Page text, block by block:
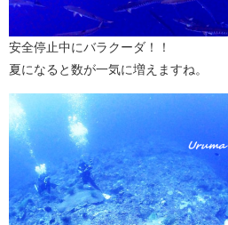
安全停止中にバラクーダ！！
夏になると数が一気に増えますね。